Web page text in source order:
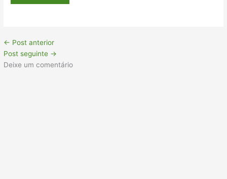
← Post anterior
Post seguinte →
Deixe um comentário